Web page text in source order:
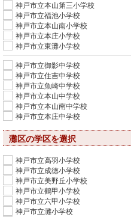
神戸市立本山第三小学校
神戸市立福池小学校
神戸市立本山南小学校
神戸市立本庄小学校
神戸市立東灘小学校
神戸市立御影中学校
神戸市立住吉中学校
神戸市立魚崎中学校
神戸市立本山中学校
神戸市立本山南中学校
神戸市立本庄中学校
灘区の学区を選択
神戸市立高羽小学校
神戸市立成徳小学校
神戸市立美野丘小学校
神戸市立鶴甲小学校
神戸市立六甲小学校
神戸市立灘小学校